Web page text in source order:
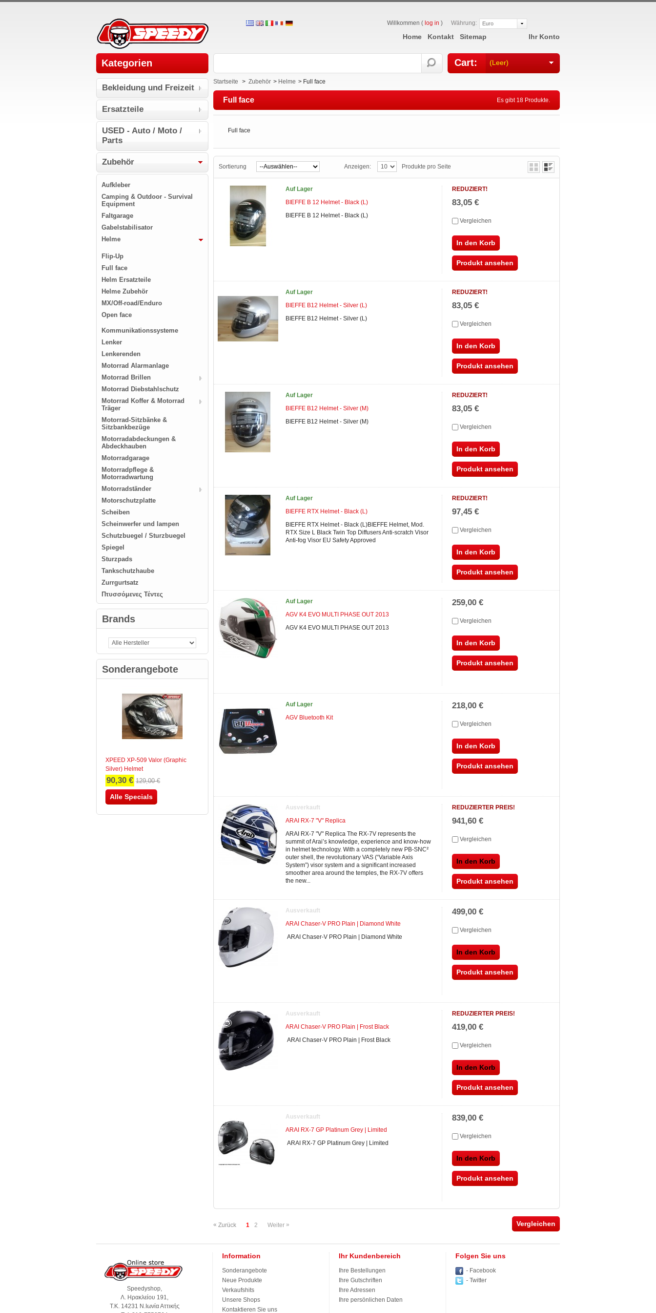
Euro
Währung:
Home Kontakt Sitemap
Willkommen ( log in )
Ihr Konto
Cart: (Leer)
Kategorien
Bekleidung und Freizeit
Ersatzteile
USED - Auto / Moto /
Parts
Zubehör
Aufkleber
Camping & Outdoor - Survival
Equipment
Faltgarage
Gabelstabilisator
Helme
Flip-Up
Full face
Helm Ersatzteile
Helme Zubehör
MX/Off-road/Enduro
Open face
Kommunikationssysteme
Lenker
Lenkerenden
Motorrad Alarmanlage
Motorrad Brillen
Motorrad Diebstahlschutz
Motorrad Koffer & Motorrad
Träger
Motorrad-Sitzbänke &
Sitzbankbezüge
Motorradabdeckungen &
Abdeckhauben
Motorradgarage
Motorradpflege &
Motorradwartung
Motorradständer
Motorschutzplatte
Scheiben
Scheinwerfer und lampen
Schutzbuegel / Sturzbuegel
Spiegel
Sturzpads
Tankschutzhaube
Zurrgurtsatz
Πτυσσόμενες Τέντες
Brands
Sonderangebote
XPEED XP-509 Valor (Graphic
Silver) Helmet
90,30 € 129,00 €
Alle Specials
Startseite > Zubehör > Helme > Full face
Full face Es gibt 18 Produkte.
Full face
Sortierung Anzeigen: Produkte pro Seite
Auf Lager
BIEFFE B 12 Helmet - Black (L)
BIEFFE B 12 Helmet - Black (L)
REDUZIERT!
83,05 €
Vergleichen
In den Korb
Produkt ansehen
Auf Lager
BIEFFE B12 Helmet - Silver (L)
BIEFFE B12 Helmet - Silver (L)
REDUZIERT!
83,05 €
Vergleichen
In den Korb
Produkt ansehen
Auf Lager
BIEFFE B12 Helmet - Silver (M)
BIEFFE B12 Helmet - Silver (M)
REDUZIERT!
83,05 €
Vergleichen
In den Korb
Produkt ansehen
Auf Lager
BIEFFE RTX Helmet - Black (L)
BIEFFE RTX Helmet - Black (L)BIEFFE Helmet, Mod.
RTX Size L Black Twin Top Diffusers Anti-scratch Visor
Anti-fog Visor EU Safety Approved
REDUZIERT!
97,45 €
Vergleichen
In den Korb
Produkt ansehen
Auf Lager
AGV K4 EVO MULTI PHASE OUT 2013
AGV K4 EVO MULTI PHASE OUT 2013
259,00 €
Vergleichen
In den Korb
Produkt ansehen
Auf Lager
AGV Bluetooth Kit
218,00 €
Vergleichen
In den Korb
Produkt ansehen
Ausverkauft
ARAI RX-7 "V" Replica
ARAI RX-7 "V" Replica The RX-7V represents the
summit of Arai’s knowledge, experience and know-how
in helmet technology. With a completely new PB-SNC²
outer shell, the revolutionary VAS (“Variable Axis
System”) visor system and a significant increased
smoother area around the temples, the RX-7V offers
the new...
REDUZIERTER PREIS!
941,60 €
Vergleichen
In den Korb
Produkt ansehen
Ausverkauft
ARAI Chaser-V PRO Plain | Diamond White
ARAI Chaser-V PRO Plain | Diamond White
499,00 €
Vergleichen
In den Korb
Produkt ansehen
Ausverkauft
ARAI Chaser-V PRO Plain | Frost Black
ARAI Chaser-V PRO Plain | Frost Black
REDUZIERTER PREIS!
419,00 €
Vergleichen
In den Korb
Produkt ansehen
Ausverkauft
ARAI RX-7 GP Platinum Grey | Limited
ARAI RX-7 GP Platinum Grey | Limited
839,00 €
Vergleichen
In den Korb
Produkt ansehen
« Zurück 1 2 Weiter »
Speedyshop,
Λ. Ηρακλείου 191,
Τ.Κ. 14231 Ν.Ιωνία Αττικής
Information
Sonderangebote
Neue Produkte
Verkaufshits
Unsere Shops
Kontaktieren Sie uns
Ihr Kundenbereich
Ihre Bestellungen
Ihre Gutschriften
Ihre Adressen
Ihre persönlichen Daten
Folgen Sie uns
- Facebook
- Twitter